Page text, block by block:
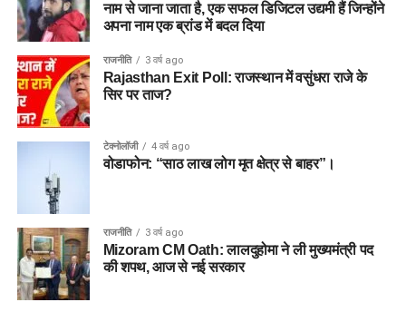
नाम से जाना जाता है, एक सफल डिजिटल उद्यमी हैं जिन्होंने
अपना नाम एक ब्रांड में बदल दिया
राजनीति 3 वर्ष ago
Rajasthan Exit Poll: राजस्थान में वसुंधरा राजे के
सिर पर ताज?
टेक्नोलॉजी 4 वर्ष ago
वोडाफोन: “साठ लाख लोग मृत क्षेत्र से बाहर”।
राजनीति 3 वर्ष ago
Mizoram CM Oath: लालदुहोमा ने ली मुख्यमंत्री पद
की शपथ, आज से नई सरकार